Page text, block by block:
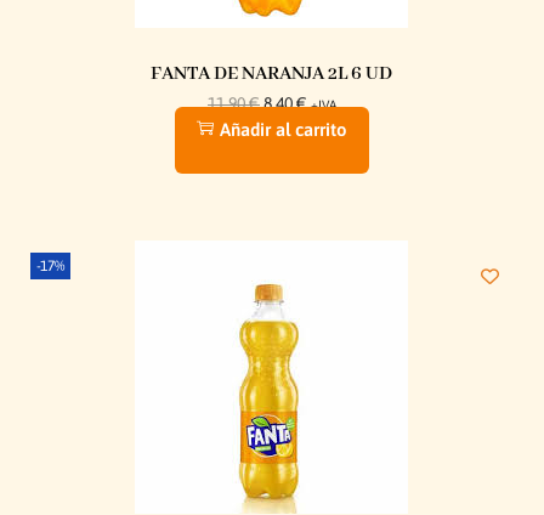
FANTA DE NARANJA 2L 6 UD
11,90€8,40€ +IVA
Añadir al carrito
-17%